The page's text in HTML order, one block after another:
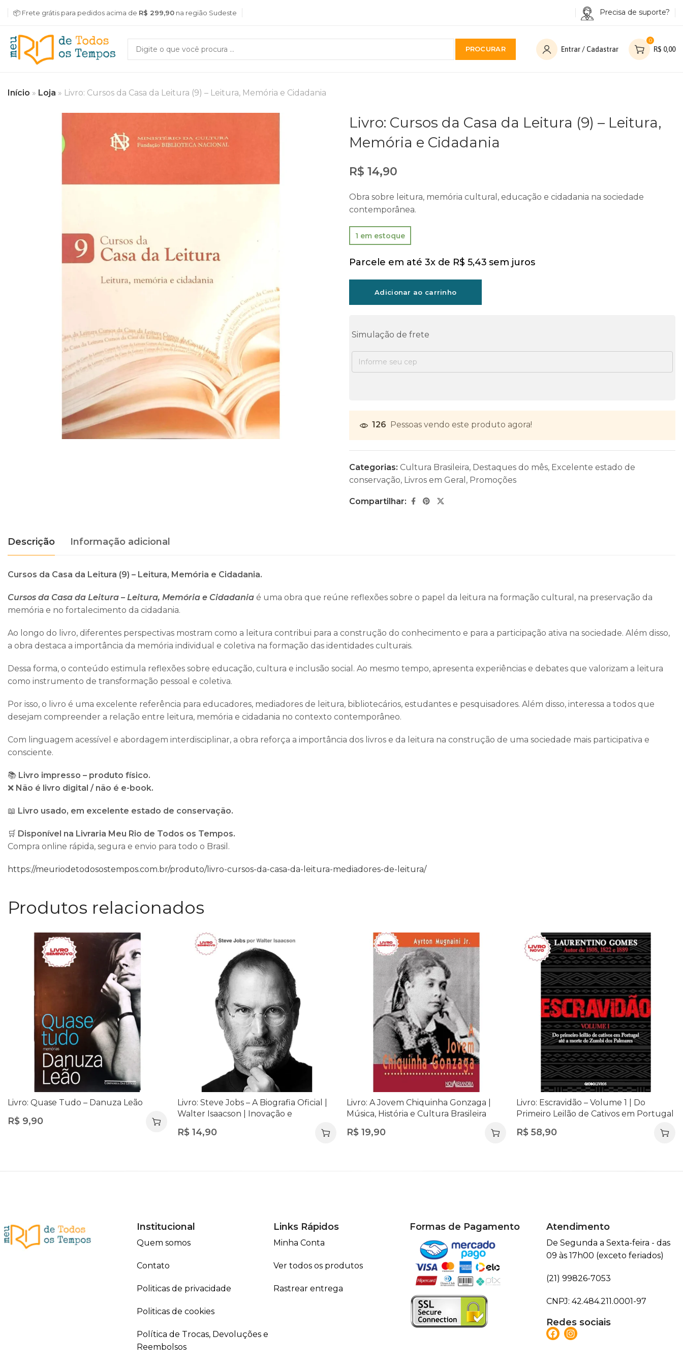
📦 Frete grátis para pedidos acima de R$ 299,90 na região Sudeste Precisa de suporte?
PROCURAR Entrar / Cadastrar
0
R$ 0,00
Início » Loja » Livro: Cursos da Casa da Leitura (9) – Leitura, Memória e Cidadania
Livro: Cursos da Casa da Leitura (9) – Leitura,
Memória e Cidadania
R$ 14,90
Obra sobre leitura, memória cultural, educação e cidadania na sociedade
contemporânea.
1 em estoque
Parcele em até 3x de R$ 5,43 sem juros
Adicionar ao carrinho
Simulação de frete
126 Pessoas vendo este produto agora!
Categorias: Cultura Brasileira, Destaques do mês, Excelente estado de
conservação, Livros em Geral , Promoções
Compartilhar:
Descrição Informação adicional
Cursos da Casa da Leitura (9) – Leitura, Memória e Cidadania.
Cursos da Casa da Leitura – Leitura, Memória e Cidadania é uma obra que reúne reflexões sobre o papel da leitura na formação cultural, na preservação da
memória e no fortalecimento da cidadania.
Ao longo do livro, diferentes perspectivas mostram como a leitura contribui para a construção do conhecimento e para a participação ativa na sociedade. Além disso,
a obra destaca a importância da memória individual e coletiva na formação das identidades culturais.
Dessa forma, o conteúdo estimula reflexões sobre educação, cultura e inclusão social. Ao mesmo tempo, apresenta experiências e debates que valorizam a leitura
como instrumento de transformação pessoal e coletiva.
Por isso, o livro é uma excelente referência para educadores, mediadores de leitura, bibliotecários, estudantes e pesquisadores. Além disso, interessa a todos que
desejam compreender a relação entre leitura, memória e cidadania no contexto contemporâneo.
Com linguagem acessível e abordagem interdisciplinar, a obra reforça a importância dos livros e da leitura na construção de uma sociedade mais participativa e
consciente.
📚 Livro impresso – produto físico.
❌ Não é livro digital / não é e-book.
📖 Livro usado, em excelente estado de conservação.
🛒 Disponível na Livraria Meu Rio de Todos os Tempos.
Compra online rápida, segura e envio para todo o Brasil.
https://meuriodetodosostempos.com.br/produto/livro-cursos-da-casa-da-leitura-mediadores-de-leitura/
Produtos relacionados
Livro: Quase Tudo – Danuza Leão
R$ 9,90
Livro: Steve Jobs – A Biografia Oficial |
Walter Isaacson | Inovação e
R$14,90
Livro: A Jovem Chiquinha Gonzaga |
Música, História e Cultura Brasileira
R$ 19,90
Livro: Escravidão – Volume 1 | Do
Primeiro Leilão de Cativos em Portugal
Laurentino Gomes
R$58,90
Institucional
Quem somos
Contato
Politicas de privacidade
Politicas de cookies
Política de Trocas, Devoluções e
Reembolsos
Links Rápidos
Minha Conta
Ver todos os produtos
Rastrear entrega
Formas de Pagamento Atendimento
De Segunda a Sexta-feira - das
09 às 17h00 (exceto feriados)
(21) 99826-7053
CNPJ: 42.484.211.0001-97
Redes sociais